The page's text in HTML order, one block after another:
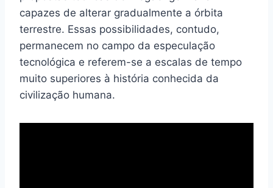
capazes de alterar gradualmente a órbita
terrestre. Essas possibilidades, contudo,
permanecem no campo da especulação
tecnológica e referem-se a escalas de tempo
muito superiores à história conhecida da
civilização humana.